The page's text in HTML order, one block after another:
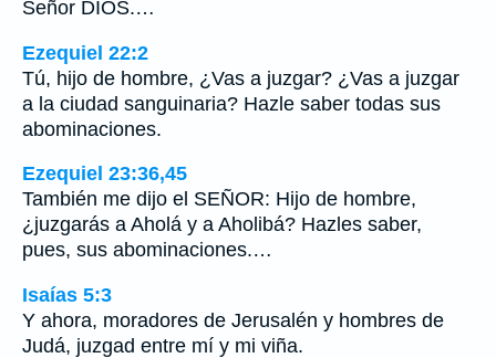
Señor DIOS.…
Ezequiel 22:2
Tú, hijo de hombre, ¿Vas a juzgar? ¿Vas a juzgar
a la ciudad sanguinaria? Hazle saber todas sus
abominaciones.
Ezequiel 23:36,45
También me dijo el SEÑOR: Hijo de hombre,
¿juzgarás a Aholá y a Aholibá? Hazles saber,
pues, sus abominaciones.…
Isaías 5:3
Y ahora, moradores de Jerusalén y hombres de
Judá, juzgad entre mí y mi viña.